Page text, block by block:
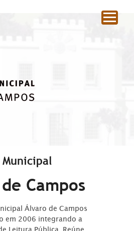
Campos
Álvaro de Campos
em 2006 integrando a